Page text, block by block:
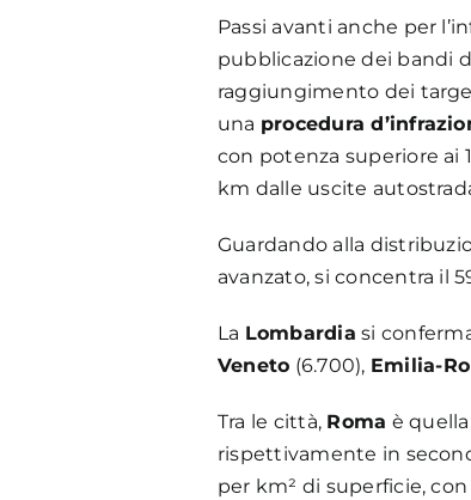
Passi avanti anche per
pubblicazione dei bandi
raggiungimento dei
una procedura
con potenza superiore ai
km dalle uscite
Guardando alla
avanzato, si concentra il
La Lombardia si
Veneto (6.700), Emilia-
Tra le città, Roma è
rispettivamente in
per km² di superficie, con